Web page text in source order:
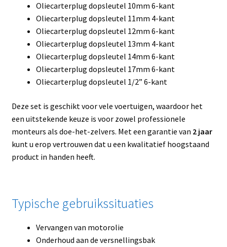
Oliecarterplug dopsleutel 10mm 6-kant
Oliecarterplug dopsleutel 11mm 4-kant
Oliecarterplug dopsleutel 12mm 6-kant
Oliecarterplug dopsleutel 13mm 4-kant
Oliecarterplug dopsleutel 14mm 6-kant
Oliecarterplug dopsleutel 17mm 6-kant
Oliecarterplug dopsleutel 1/2” 6-kant
Deze set is geschikt voor vele voertuigen, waardoor het
een uitstekende keuze is voor zowel professionele
monteurs als doe-het-zelvers. Met een garantie van 2 jaar
kunt u erop vertrouwen dat u een kwalitatief hoogstaand
product in handen heeft.
Typische gebruikssituaties
Vervangen van motorolie
Onderhoud aan de versnellingsbak